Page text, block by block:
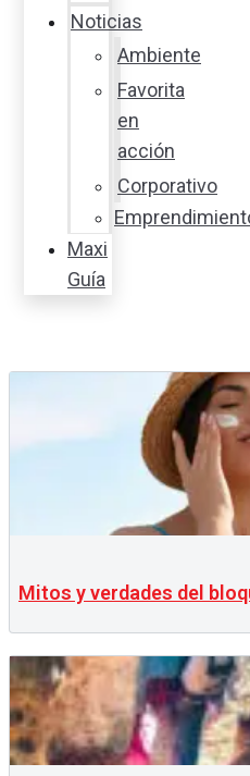
Noticias
Ambiente
Favorita
en
acción
Corporativo
Maxi
Guía
Mitos y verdades del